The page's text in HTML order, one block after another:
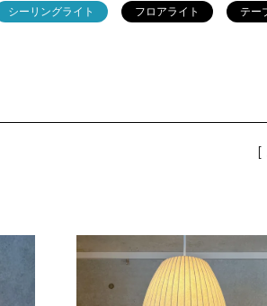
ラック&スタンド
特注品
キッチン雑貨
シーリングライト フロアライト テー
[